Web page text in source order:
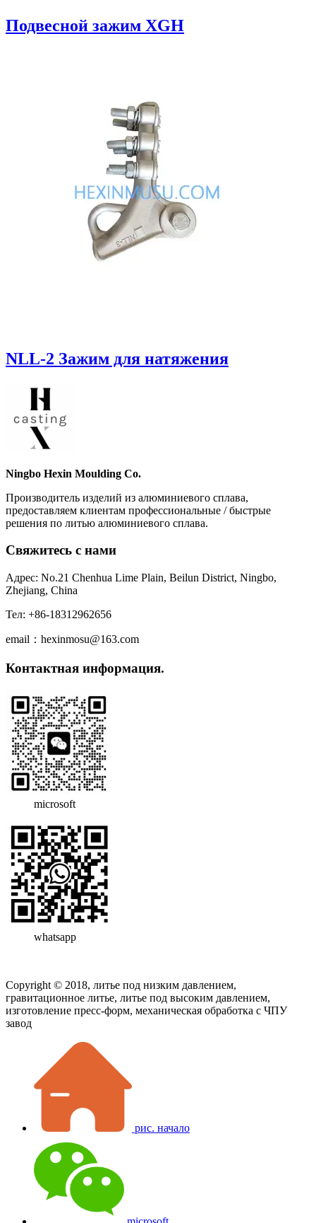
Подвесной зажим XGH
NLL-2 Зажим для натяжения
Ningbo Hexin Moulding Co.
Производитель изделий из алюминиевого сплава,
предоставляем клиентам профессиональные / быстрые
решения по литью алюминиевого сплава.
Свяжитесь с нами
Адрес: No.21 Chenhua Lime Plain, Beilun District, Ningbo,
Zhejiang, China
Тел: +86-18312962656
email：hexinmosu@163.com
Контактная информация.
microsoft
whatsapp
Copyright © 2018, литье под низким давлением,
гравитационное литье, литье под высоким давлением,
изготовление пресс-форм, механическая обработка с ЧПУ
завод
рис. начало